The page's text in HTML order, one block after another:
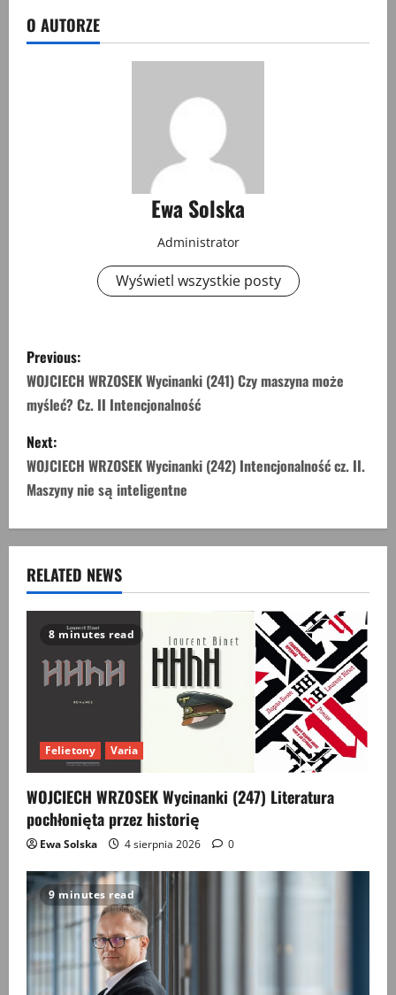
O AUTORZE
Ewa Solska
Administrator
Wyświetl wszystkie posty
P
o
s
t
n
a
v
i
o
n
Previous:
WOJCIECH WRZOSEK Wycinanki (241) Czy maszyna może
myśleć? Cz. II Intencjonalność
Next:
WOJCIECH WRZOSEK Wycinanki (242) Intencjonalność cz. II.
Maszyny nie są inteligentne
RELATED NEWS
8 minutes read
Felietony Varia
WOJCIECH WRZOSEK Wycinanki (247) Literatura
pochłonięta przez historię
Ewa Solska 4 sierpnia 2026 0
9 minutes read